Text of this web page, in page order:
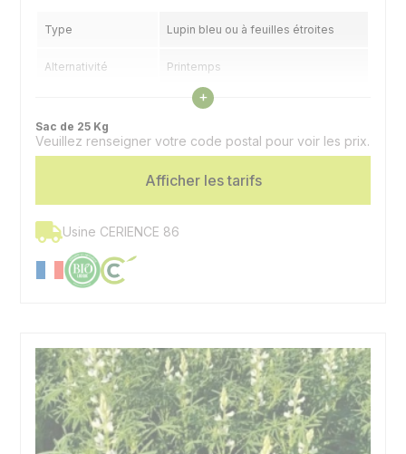
Type Lupin bleu ou à feuilles étroites
Alternativité Printemps
Précoce
Utilisation Graines, association colza, couvert
Doux
Voir les caractéristiques
+
Sac de 25 Kg
Veuillez renseigner votre code postal pour voir les prix.
Afficher les tarifs
Usine CERIENCE 86